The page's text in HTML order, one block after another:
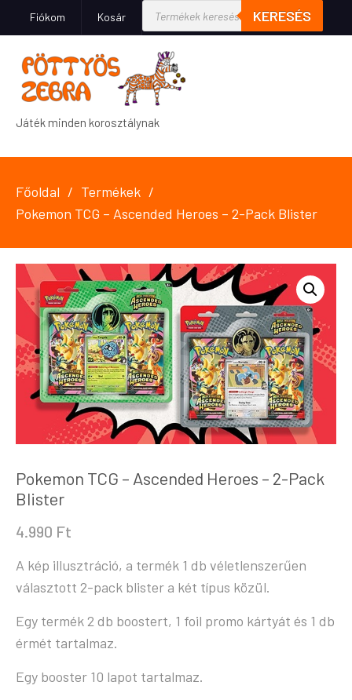
Fiókom Kosár KERESÉS
Játék minden korosztálynak
Főoldal
Termékek
Pokemon TCG – Ascended Heroes – 2-Pack Blister
Pokemon TCG – Ascended Heroes – 2-Pack
Blister
4.990 Ft
A kép illusztráció, a termék 1 db véletlenszerűen
választott 2-pack blister a két típus közül.
Egy termék 2 db boostert, 1 foil promo kártyát és 1 db
érmét tartalmaz.
Egy booster 10 lapot tartalmaz.